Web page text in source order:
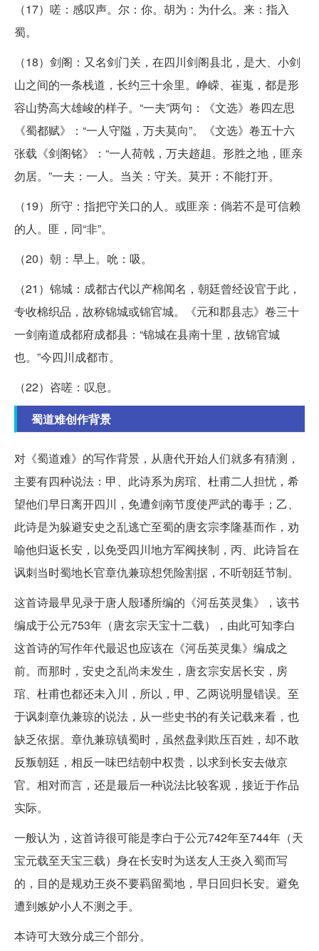
（17）嗟：感叹声。尔：你。胡为：为什么。来：指入
蜀。
（18）剑阁：又名剑门关，在四川剑阁县北，是大、小剑
山之间的一条栈道，长约三十余里。峥嵘、崔嵬，都是形
容山势高大雄峻的样子。“一夫”两句：《文选》卷四左思
《蜀都赋》：“一人守隘，万夫莫向”。《文选》卷五十六
张载《剑阁铭》：“一人荷戟，万夫趦趄。形胜之地，匪亲
勿居。”一夫：一人。当关：守关。莫开：不能打开。
（19）所守：指把守关口的人。或匪亲：倘若不是可信赖
的人。匪，同“非”。
（20）朝：早上。吮：吸。
（21）锦城：成都古代以产棉闻名，朝廷曾经设官于此，
专收棉织品，故称锦城或锦官城。《元和郡县志》卷三十
一剑南道成都府成都县：“锦城在县南十里，故锦官城
也。”今四川成都市。
（22）咨嗟：叹息。
蜀道难创作背景
对《蜀道难》的写作背景，从唐代开始人们就多有猜测，
主要有四种说法：甲、此诗系为房琯、杜甫二人担忧，希
望他们早日离开四川，免遭剑南节度使严武的毒手；乙、
此诗是为躲避安史之乱逃亡至蜀的唐玄宗李隆基而作，劝
喻他归返长安，以免受四川地方军阀挟制，丙、此诗旨在
讽刺当时蜀地长官章仇兼琼想凭险割据，不听朝廷节制。
这首诗最早见录于唐人殷璠所编的《河岳英灵集》，该书
编成于公元753年（唐玄宗天宝十二载），由此可知李白
这首诗的写作年代最迟也应该在《河岳英灵集》编成之
前。而那时，安史之乱尚未发生，唐玄宗安居长安，房
琯、杜甫也都还未入川，所以，甲、乙两说明显错误。至
于讽刺章仇兼琼的说法，从一些史书的有关记载来看，也
缺乏依据。章仇兼琼镇蜀时，虽然盘剥欺压百姓，却不敢
反叛朝廷，相反一味巴结朝中权贵，以求到长安去做京
官。相对而言，还是最后一种说法比较客观，接近于作品
实际。
一般认为，这首诗很可能是李白于公元742年至744年（天
宝元载至天宝三载）身在长安时为送友人王炎入蜀而写
的，目的是规劝王炎不要羁留蜀地，早日回归长安。避免
遭到嫉妒小人不测之手。
本诗可大致分成三个部分。